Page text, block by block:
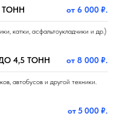
ТОНН от 6 000 ₽.
катки, асфальтоукладчики и др.)
4,5 ТОНН от 8 000 ₽.
автобусов и другой техники.
от 5 000 ₽.